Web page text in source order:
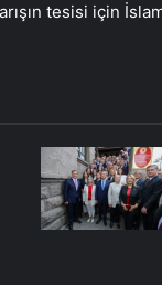
tesisi için